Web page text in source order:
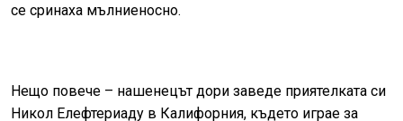
се сринаха мълниеносно.
Нещо повече – нашенецът дори заведе приятелката си
Никол Елефтериаду в Калифорния, където играе за